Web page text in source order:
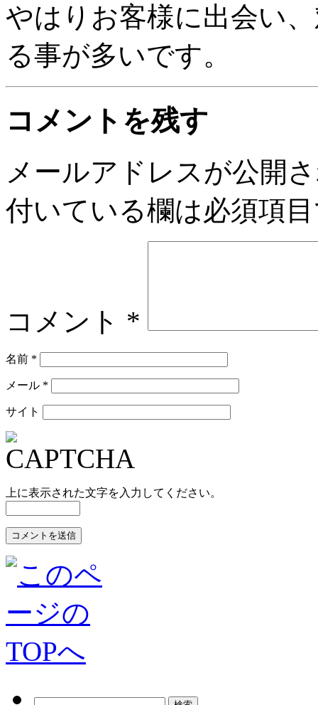
やはりお客様に出会い
る事が多いです。
コメントを残す
メールアドレスが公開
付いている欄は必須項
コメント *
名前 *
メール *
サイト
上に表示された文字を入力してください。